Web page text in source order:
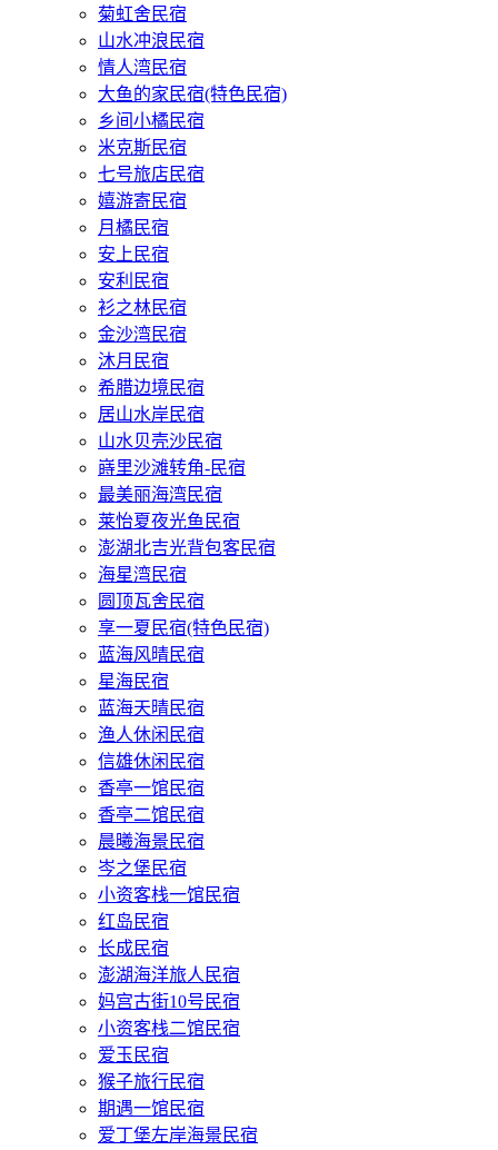
菊虹舍民宿
山水冲浪民宿
情人湾民宿
大鱼的家民宿(特色民宿)
乡间小橘民宿
米克斯民宿
七号旅店民宿
嬉游寄民宿
月橘民宿
安上民宿
安利民宿
衫之林民宿
金沙湾民宿
沐月民宿
希腊边境民宿
居山水岸民宿
山水贝壳沙民宿
嵵里沙滩转角-民宿
最美丽海湾民宿
莱怡夏夜光鱼民宿
澎湖北吉光背包客民宿
海星湾民宿
圆顶瓦舍民宿
享一夏民宿(特色民宿)
蓝海风晴民宿
星海民宿
蓝海天晴民宿
渔人休闲民宿
信雄休闲民宿
香亭一馆民宿
香亭二馆民宿
晨曦海景民宿
岑之堡民宿
小资客栈一馆民宿
红岛民宿
长成民宿
澎湖海洋旅人民宿
妈宫古街10号民宿
小资客栈二馆民宿
爱玉民宿
猴子旅行民宿
期遇一馆民宿
爱丁堡左岸海景民宿